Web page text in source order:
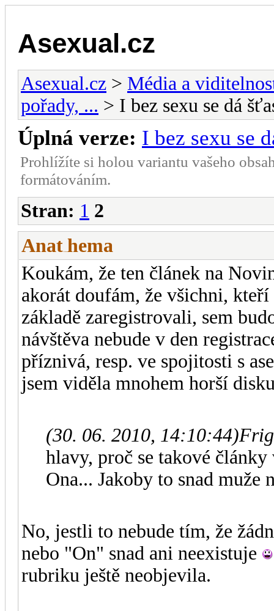
Asexual.cz
Asexual.cz > Média a
pořady, ... > I bez sexu se dá
Úplná verze: I bez sexu se
Prohlížíte si holou variantu vašeho
formátováním.
Stran: 1 2
Anat -diskusni-forum-hema
Koukám, že ten článek na
akorát doufám, že všichni, kteří
základě zaregistrovali, sem
návštěva nebude v den
příznivá, resp. ve spojitosti s
jsem viděla mnohem horší
(30. 06. 2010, 14:10:44)
hlavy, proč se takové
Ona... Jakoby to snad muže
No, jestli to nebude tím, že
nebo "On" snad ani neexistuje
rubriku ještě neobjevila.